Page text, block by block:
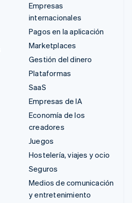
Empresas
internacionales
Pagos en la aplicación
Marketplaces
Gestión del dinero
Plataformas
SaaS
Empresas de IA
Economía de los
creadores
Juegos
Hostelería, viajes y ocio
Seguros
Medios de comunicación
y entretenimiento